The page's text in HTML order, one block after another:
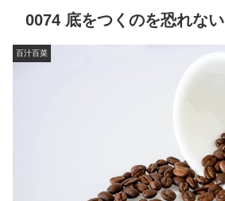
0074 底をつくのを恐れない
百汁百菜